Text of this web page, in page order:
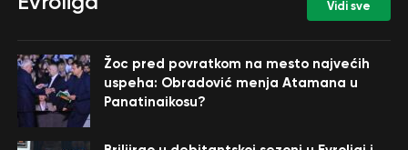
Vidi sve
Žoc pred povratkom na mesto najvećih
uspeha: Obradović menja Atamana u
Panatinaikosu?